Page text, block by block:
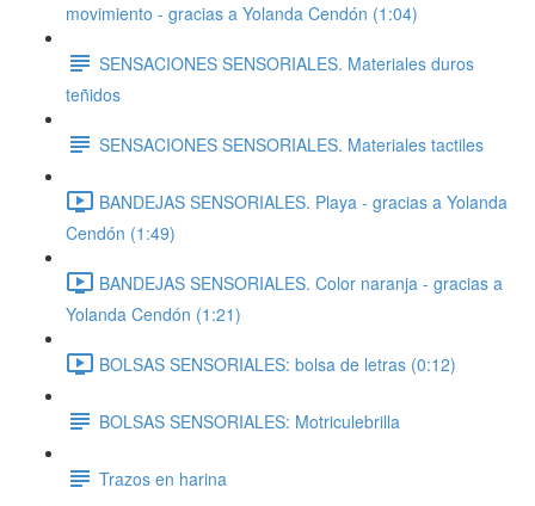
movimiento - gracias a Yolanda Cendón (1:04)
SENSACIONES SENSORIALES. Materiales duros
teñidos
SENSACIONES SENSORIALES. Materiales tactiles
BANDEJAS SENSORIALES. Playa - gracias a Yolanda
Cendón (1:49)
BANDEJAS SENSORIALES. Color naranja - gracias a
Yolanda Cendón (1:21)
BOLSAS SENSORIALES: bolsa de letras (0:12)
BOLSAS SENSORIALES: Motriculebrilla
Trazos en harina